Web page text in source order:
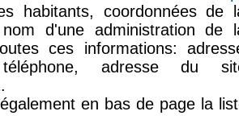
habitants, coordonnées
d'une administration de
ces informations:
adresse du
en bas de page la